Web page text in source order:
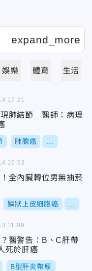
娛樂 體育 生活
現肺結節 醫師：病理
肺腺癌
17:21
全內臟轉位男無抽菸
鱗狀上皮細胞癌
10:53
醫警告：B、C肝帶
死於肝癌
B型肝炎帶原
11:09